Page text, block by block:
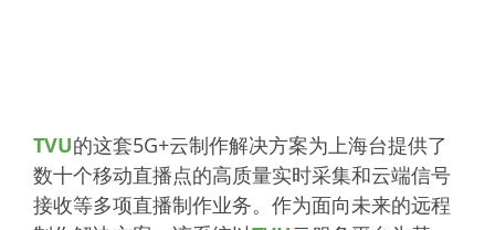
TVU的这套5G+云制作解决方案为上海台提供了
数十个移动直播点的高质量实时采集和云端信号
接收等多项直播制作业务。作为面向未来的远程